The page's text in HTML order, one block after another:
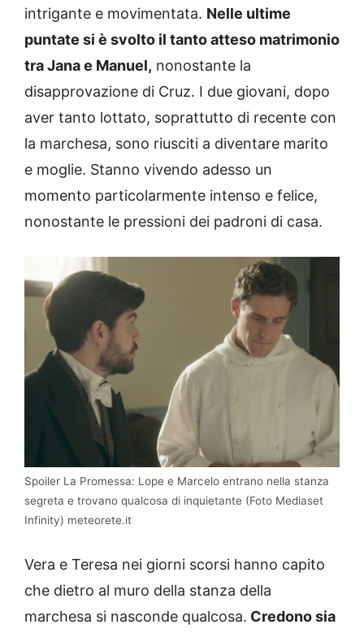
intrigante e movimentata. Nelle ultime
puntate si è svolto il tanto atteso matrimonio
tra Jana e Manuel, nonostante la
disapprovazione di Cruz. I due giovani, dopo
aver tanto lottato, soprattutto di recente con
la marchesa, sono riusciti a diventare marito
e moglie. Stanno vivendo adesso un
momento particolarmente intenso e felice,
nonostante le pressioni dei padroni di casa.
Spoiler La Promessa: Lope e Marcelo entrano nella stanza
segreta e trovano qualcosa di inquietante (Foto Mediaset
Infinity) meteorete.it
Vera e Teresa nei giorni scorsi hanno capito
che dietro al muro della stanza della
marchesa si nasconde qualcosa. Credono sia